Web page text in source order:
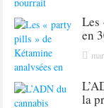
Les
en
la